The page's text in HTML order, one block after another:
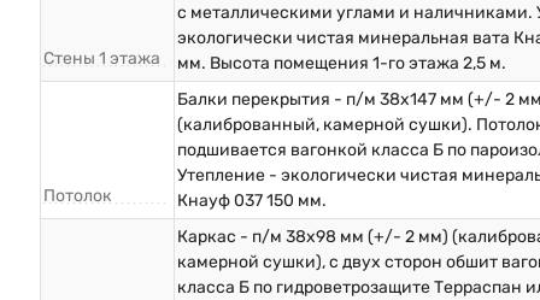
Стены 1 этажа
с металлическими углами и наличниками.
экологически чистая минеральная вата
мм. Высота помещения 1-го этажа 2,5 м.
Потолок
Балки перекрытия - п/м 38х147 мм (+/- 2
(калиброванный, камерной сушки).
подшивается вагонкой класса Б по
Утепление - экологически чистая
Кнауф 037 150 мм.
Каркас - п/м 38х98 мм (+/- 2 мм)
камерной сушки), с двух сторон обшит
класса Б по гидроветрозащите Терраспан